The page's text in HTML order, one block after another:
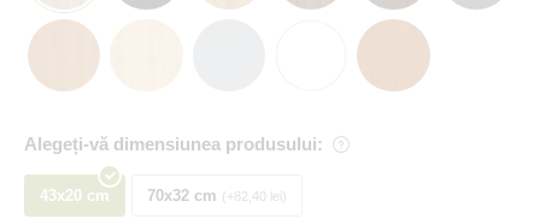
Alegeți-vă dimensiunea produsului:
43x20 cm 70x32 cm +82,40 lei